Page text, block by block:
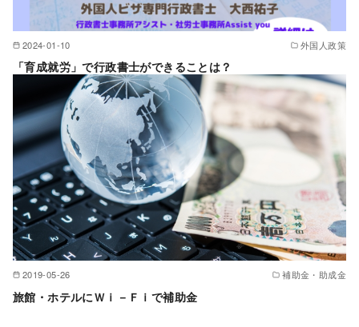
2024-01-10 外国人政策
「育成就労」で行政書士ができることは？
2019-05-26 補助金・助成金
旅館・ホテルにＷｉ－Ｆｉで補助金